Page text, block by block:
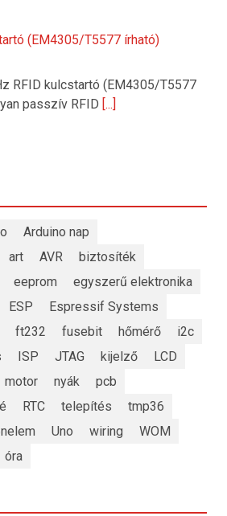
(EM4305/T5577 írható)
RFID kulcstartó (EM4305/T5577
passzív RFID [...]
Arduino nap
art AVR
biztosíték
eeprom
egyszerű elektronika
ESP
Espressif Systems
ft232 fusebit hőmérő
i2c
ISP JTAG kijelző
LCD
motor nyák
pcb
RTC telepítés
tmp36
Uno wiring
WOM
óra